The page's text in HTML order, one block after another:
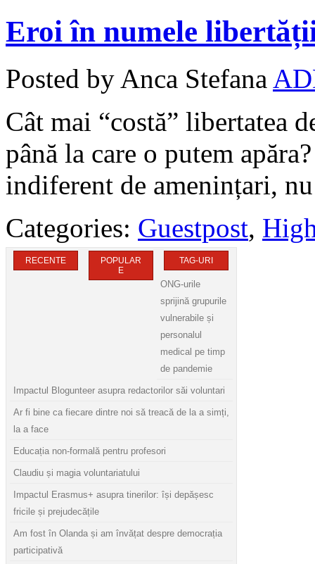
Eroi în numele
Posted by Anca Stefana
Cât mai “costă” libertatea
până la care o putem
indiferent de amenințari,
Categories: Guestpost,
RECENTE
POPULAR
E
TAG-URI
ONG-urile
sprijină grupurile
vulnerabile și
personalul
medical pe timp
de pandemie
Impactul Blogunteer asupra redactorilor săi voluntari
Ar fi bine ca fiecare dintre noi să treacă de la a simți,
la a face
Educația non-formală pentru profesori
Claudiu și magia voluntariatului
Impactul Erasmus+ asupra tinerilor: își depășesc
fricile și prejudecățile
Am fost în Olanda și am învățat despre democrația
participativă